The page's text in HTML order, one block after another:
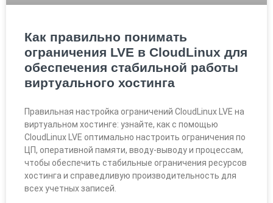
Как правильно понимать
ограничения LVE в CloudLinux для
обеспечения стабильной работы
виртуального хостинга
Правильная настройка ограничений CloudLinux LVE на
виртуальном хостинге: узнайте, как с помощью
CloudLinux LVE оптимально настроить ограничения по
ЦП, оперативной памяти, вводу-выводу и процессам,
чтобы обеспечить стабильные ограничения ресурсов
хостинга и справедливую производительность для
всех учетных записей.